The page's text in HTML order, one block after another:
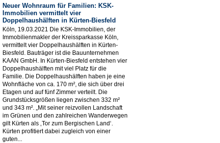
Neuer Wohnraum für Familien: KSK-
Immobilien vermittelt vier
Doppelhaushälften in Kürten-Biesfeld
Köln, 19.03.2021 Die KSK-Immobilien, der
Immobilienmakler der Kreissparkasse Köln,
vermittelt vier Doppelhaushälften in Kürten-
Biesfeld. Bauträger ist die Bauunternehmen
KAAN GmbH. In Kürten-Biesfeld entstehen vier
Doppelhaushälften mit viel Platz für die
Familie. Die Doppelhaushälften haben je eine
Wohnfläche von ca. 170 m², die sich über drei
Etagen und auf fünf Zimmer verteilt. Die
Grundstücksgrößen liegen zwischen 332 m²
und 343 m². „Mit seiner reizvollen Landschaft
im Grünen und den zahlreichen Wanderwegen
gilt Kürten als ‚Tor zum Bergischen Land‘.
Kürten profitiert dabei zugleich von einer
guten...